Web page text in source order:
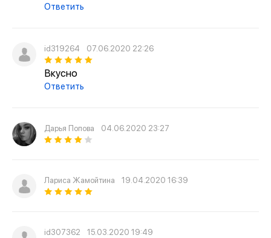
Ответить
id319264 07.06.2020 22:26
Вкусно
Ответить
Дарья Попова 04.06.2020 23:27
Лариса Жамойтина 19.04.2020 16:39
id307362 15.03.2020 19:49